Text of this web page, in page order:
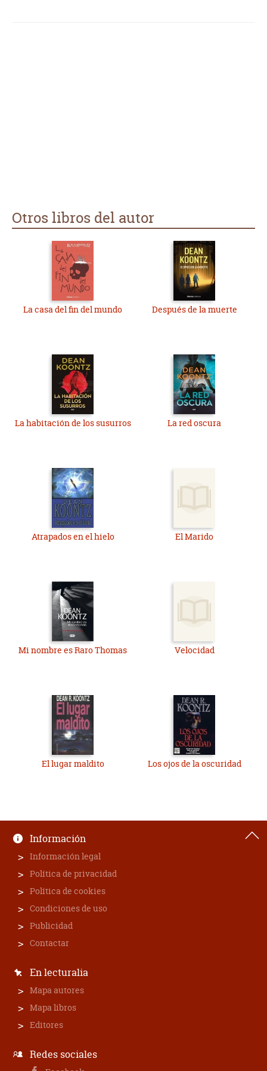
Otros libros del autor
La casa del fin del mundo Después de la muerte
La habitación de los susurros La red oscura
Atrapados en el hielo El Marido
Mi nombre es Raro Thomas Velocidad
El lugar maldito Los ojos de la oscuridad
Información
Información legal
Política de privacidad
Política de cookies
Condiciones de uso
Publicidad
Contactar
En lecturalia
Mapa autores
Mapa libros
Editores
Redes sociales